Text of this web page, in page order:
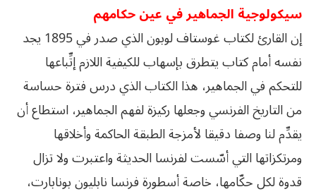
سيكولوجية الجماهير في عين حكامهم
إن القارئ لكتاب غوستاف لوبون الذي صدر في 1895 يجد
نفسه أمام كتاب يتطرق بإسهاب للكيفية اللازم إتِّباعها
للتحكم في الجماهير، هذا الكتاب الذي درس فترة حساسة
من التاريخ الفرنسي وجعلها ركيزة لفهم الجماهير، استطاع أن
يقدِّم لنا وصفا دقيقا لأمزجة الطبقة الحاكمة وأخلاقها
ومرتكزاتها التي أسّست لفرنسا الحديثة واعتبرت ولا تزال
قدوة لكل حكّامها، خاصة أسطورة فرنسا نابليون بونابارت،